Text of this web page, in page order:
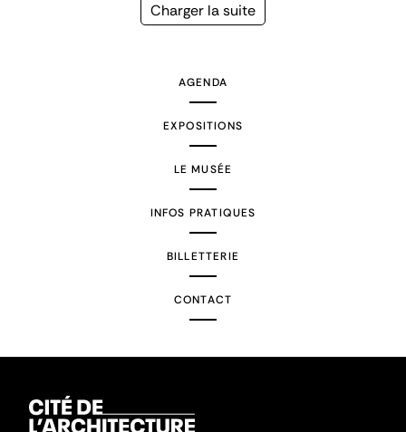
Page
Charger la suite
AGENDA
EXPOSITIONS
LE MUSÉE
INFOS PRATIQUES
BILLETTERIE
CONTACT